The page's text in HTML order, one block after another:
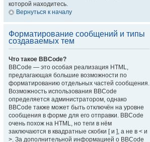
которой находитесь.
Вернуться к началу
Форматирование сообщений и типы
создаваемых тем
Что такое BBCode?
BBCode — это особая реализация HTML,
предлагающая большие возможности по
форматированию отдельных частей сообщения.
Возможность использования BBCode
определяется администратором, однако
BBCode также может быть отключён на уровне
сообщения в форме для его отправки. BBCode
очень похож на HTML, но теги в нём
заключаются в квадратные скобки [ и ], а не в < и
>. За дополнительной информацией о BBCode